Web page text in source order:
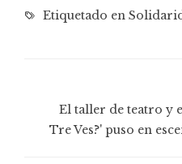
Etiquetado en
El taller de teatro y
Tre Ves?' puso en